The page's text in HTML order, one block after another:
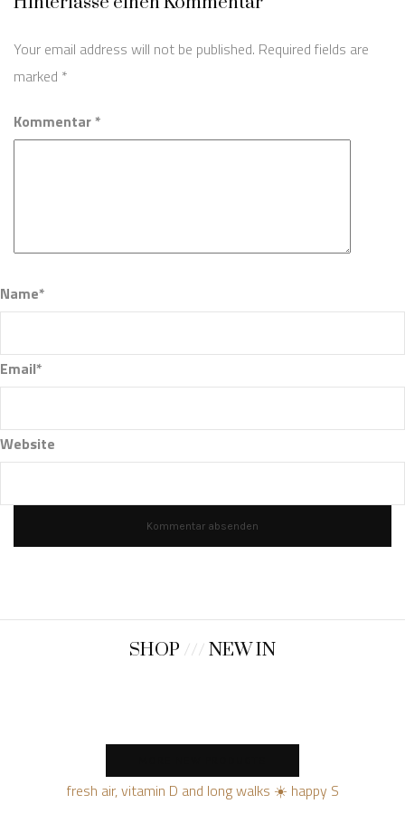
Your email address will not be published. Required fields are
marked *
Kommentar *
Name*
Email*
Website
SHOP ///NEW IN
fresh air, vitamin D and long walks ☀️ happy S